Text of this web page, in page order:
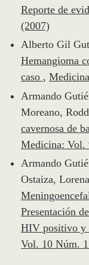
Reporte de
(2007)
Alberto Gil
Hemangioma
caso ,
Armando
Moreano,
cavernosa de
Medicina: Vol.
Armando
Ostaiza,
Presentación
HIV positivo y
Vol. 10 Núm.